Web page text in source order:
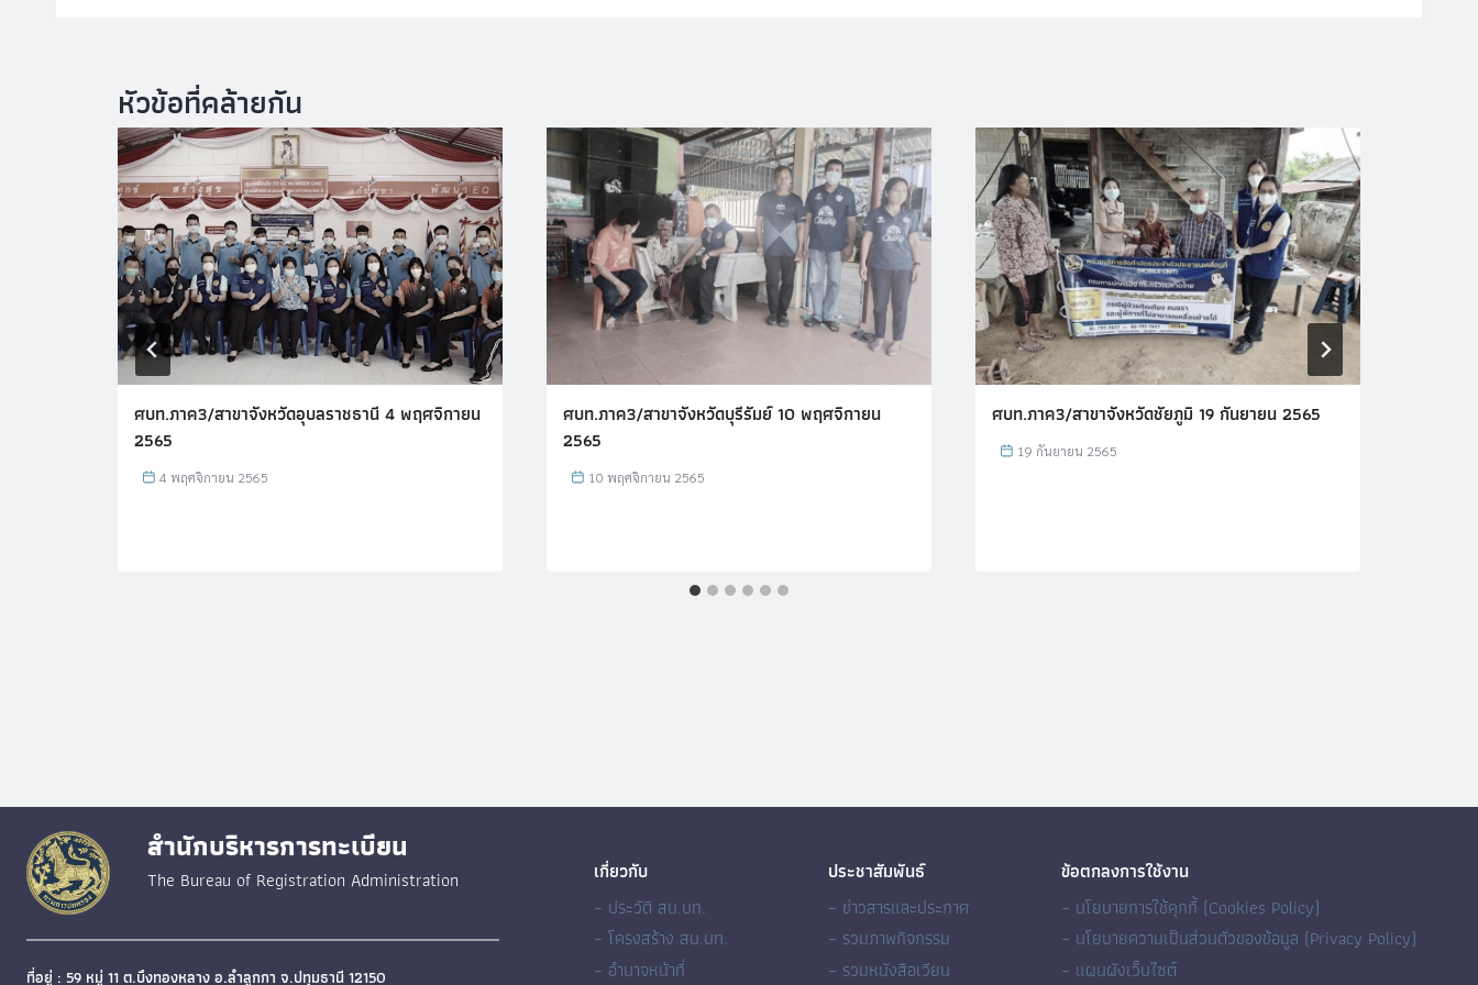
ศบท.ภาค3/สาขาจังหวัดอุบลราชธานี 4 พฤศจิกายน
2565
4 พฤศจิกายน 2565
ศบท.ภาค3/สาขาจังหวัดบุรีรัมย์ 10 พฤศจิกายน
2565
10 พฤศจิกายน 2565
ศบท.ภาค3/สาขาจังหวัดชัยภูมิ 19 กันยายน 2565
19 กันยายน 2565
สำนักบริหารการทะเบียน
The Bureau of Registration Administration
ที่อยู่ : 59 หมู่ 11 ต.บึงทองหลาง อ.ลำลูกกา จ.ปทุมธานี 12150
เกี่ยวกับ
– ประวัติ สน.บท.
– โครงสร้าง สน.บท.
– อำนาจหน้าที่
ประชาสัมพันธ์
– ข่าวสารและประกาศ
– รวมภาพกิจกรรม
– รวมหนังสือเวียน
ข้อตกลงการใช้งาน
– นโยบายการใช้คุกกี้ (Cookies Policy)
– นโยบายความเป็นส่วนตัวของข้อมูล (Privacy Policy)
– แผนผังเว็บไซต์